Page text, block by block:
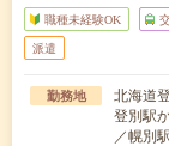
職種未経験OK
派遣
勤務地
北海道
登別駅
／幌別